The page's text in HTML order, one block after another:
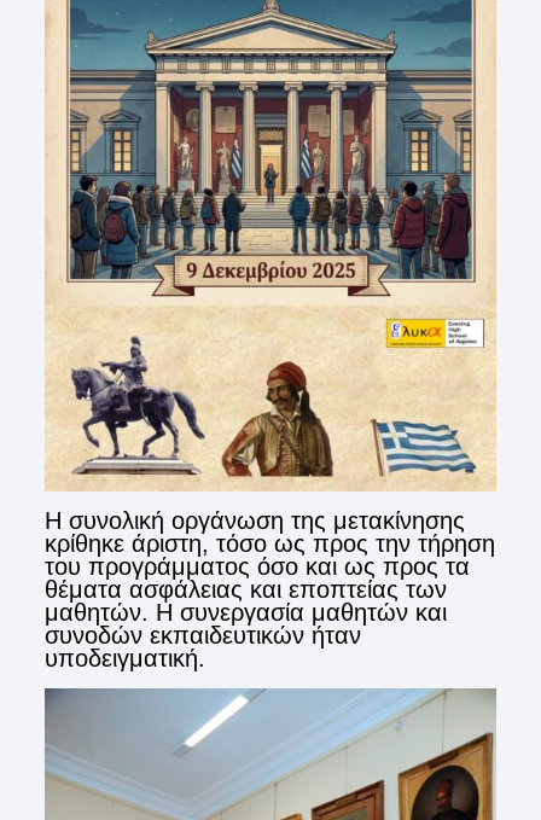
Η συνολική οργάνωση της μετακίνησης
κρίθηκε άριστη, τόσο ως προς την τήρηση
του προγράμματος όσο και ως προς τα
θέματα ασφάλειας και εποπτείας των
μαθητών. Η συνεργασία μαθητών και
συνοδών εκπαιδευτικών ήταν
υποδειγματική.